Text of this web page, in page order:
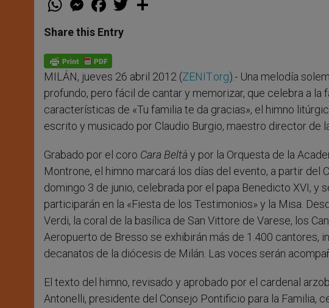
t
s
p
p
e
s
e
g
e
r
a
e
b
o
k
w
Share this Entry
MILÁN, jueves 26 abril 2012 (ZENIT.org).- Una melodía
profundo, pero fácil de cantar y memorizar, que celebra a la
características de «Tu familia te da gracias», el himno
escrito y musicado por Claudio Burgio, maestro director de
Grabado por el coro Cara Beltà y por la Orquesta de la
Montrone, el himno marcará los días del evento, a partir del
domingo 3 de junio, celebrada por el papa Benedicto XVI,
participarán en la «Fiesta de los Testimonios» y la Misa.
Verdi, la coral de la basílica de San Vittore de Varese, los
Aeropuerto de Bresso se exhibirán más de 1.400 cantores,
decanatos de la diócesis de Milán. Las voces serán
El texto del himno, revisado y aprobado por el cardenal
Antonelli, presidente del Consejo Pontificio para la Familia,